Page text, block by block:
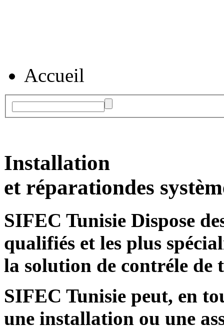
Accueil
Installation
et réparationdes
SIFEC Tunisie Dispose
qualifiés et les plus
la solution de contréle de
SIFEC Tunisie peut, en
une installation ou une